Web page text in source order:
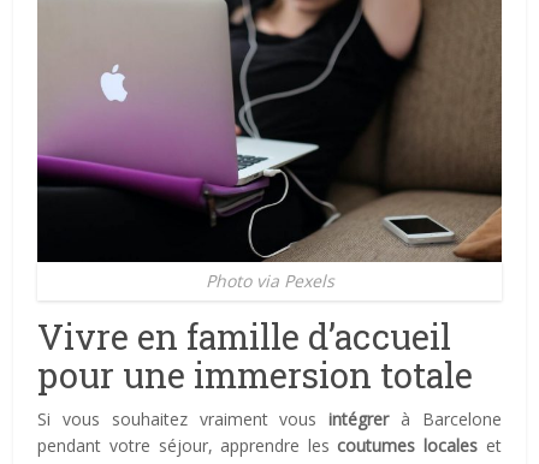
Photo via Pexels
Vivre en famille d’accueil
pour une immersion totale
Si vous souhaitez vraiment vousintégrerà Barcelone
pendant votre séjour, apprendre les coutumes locales et